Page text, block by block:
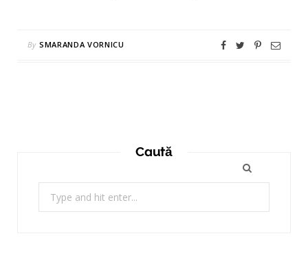
By SMARANDA VORNICU
Caută
for: